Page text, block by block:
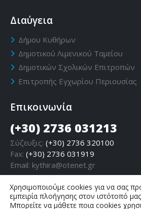
Διαύγεια
Δήμου Κυθήρων
Δημοτικού Λιμενικού Ταμείου
Δημοτικών Σχολικών Επιτροπών
Επιτροπής Εγχωρίου Περιουσίας
Επικοινωνία
(+30) 2736 031213
Σύζευξις: (+30) 2736 320100
Fax: (+30) 2736 031919
Email: kythira@otenet.gr
Χρησιμοποιούμε cookies για να σας
εμπειρία πλοήγησης στον ιστότοπό
Μπορείτε να μάθετε ποια cookies